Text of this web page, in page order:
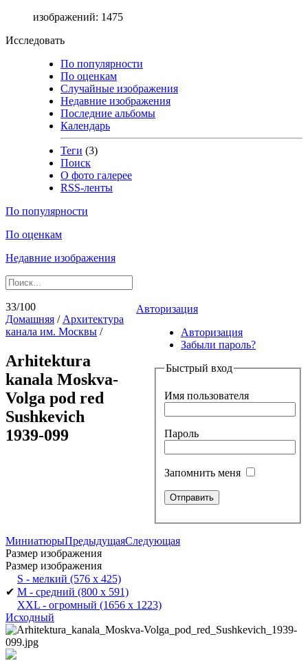
изображений: 1475
Исследовать
По популярности
По оценкам
Случайные изображения
Недавние изображения
Последние альбомы
Календарь
Теги (3)
Поиск
О фото галерее
RSS-ленты
По популярности
По оценкам
Недавние изображения
Авторизация
Авторизация
Забыли пароль?
Быстрый вход
Имя пользователя
Пароль
Запомнить меня
33/100
Домашняя / Архитектура
канала им. Москвы /
Arhitektura
kanala Moskva-
Volga pod red
Sushkevich
1939-099
МиниатюрыПредыдущаяСледующая
Размер изображения
Размер изображения
S - мелкий (576 x 425)
✔ M - средний (800 x 591)
XXL - огромный (1656 x 1223)
Исходный